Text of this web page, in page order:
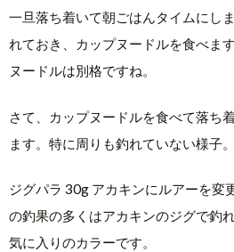
一旦落ち着いて朝ごはんタイムにし
れておき、カップヌードルを食べま
ヌードルは別格ですね。
さて、カップヌードルを食べて落ち
ます。特に周りも釣れていない様子。
ジグパラ 30g アカキンにルアーを変
の釣果の多くはアカキンのジグで釣
気に入りのカラーです。